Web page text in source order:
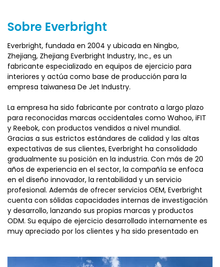
acomoda a los usuarios de diferentes formas y tamaños
mejor comodidad de ejercicio de ajuste y mejorado.
6) El servicio postventa integral, que incluye una larga
garantía y servicios de reparación profesional, garantiza
tranquilidad.
Sobre Everbright
Everbright, fundada en 2004 y ubicada en Ningbo,
Zhejiang, Zhejiang Everbright Industry, Inc., es un
fabricante especializado en equipos de ejercicio para
interiores y actúa como base de producción para la
empresa taiwanesa De Jet Industry.
La empresa ha sido fabricante por contrato a largo plazo
para reconocidas marcas occidentales como Wahoo, iFIT
y Reebok, con productos vendidos a nivel mundial.
Gracias a sus estrictos estándares de calidad y las altas
expectativas de sus clientes, Everbright ha consolidado
gradualmente su posición en la industria. Con más de 20
años de experiencia en el sector, la compañía se enfoca
en el diseño innovador, la rentabilidad y un servicio
profesional. Además de ofrecer servicios OEM, Everbright
cuenta con sólidas capacidades internas de investigación
y desarrollo, lanzando sus propias marcas y productos
ODM. Su equipo de ejercicio desarrollado internamente es
muy apreciado por los clientes y ha sido presentado en